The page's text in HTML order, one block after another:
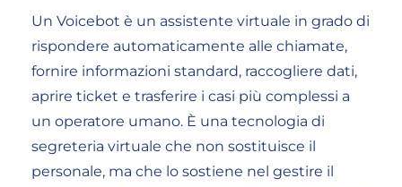
Un Voicebot è un assistente virtuale in grado di
rispondere automaticamente alle chiamate,
fornire informazioni standard, raccogliere dati,
aprire ticket e trasferire i casi più complessi a
un operatore umano. È una tecnologia di
segreteria virtuale che non sostituisce il
personale, ma che lo sostiene nel gestire il